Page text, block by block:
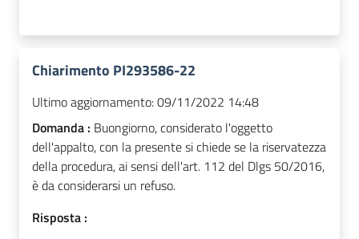
Chiarimento PI293586-22
Ultimo aggiornamento:09/11/2022 14:48
Domanda : Buongiorno, considerato l'oggetto
dell'appalto, con la presente si chiede se la riservatezza
della procedura, ai sensi dell'art. 112 del Dlgs 50/2016,
è da considerarsi un refuso.
Risposta :